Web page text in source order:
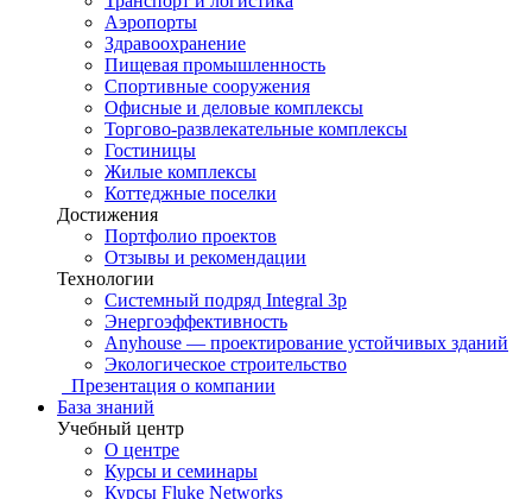
Аэропорты
Здравоохранение
Пищевая промышленность
Спортивные сооружения
Офисные и деловые комплексы
Торгово-развлекательные комплексы
Гостиницы
Жилые комплексы
Коттеджные поселки
Достижения
Портфолио проектов
Отзывы и рекомендации
Технологии
Системный подряд Integral 3p
Энергоэффективность
Anyhouse — проектирование устойчивых зданий
Экологическое строительство
Презентация о компании
База знаний
Учебный центр
О центре
Курсы и семинары
Курсы Fluke Networks